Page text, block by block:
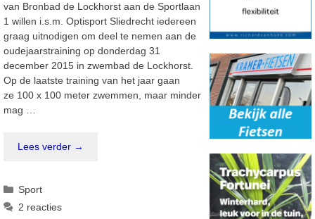
van Bronbad de Lockhorst aan de Sportlaan
1 willen i.s.m. Optisport Sliedrecht iedereen
graag uitnodigen om deel te nemen aan de
oudejaarstraining op donderdag 31
december 2015 in zwembad de Lockhorst.
Op de laatste training van het jaar gaan
ze 100 x 100 meter zwemmen, maar minder
mag …
Lees verder →
Categorieën
Sport
2 reacties